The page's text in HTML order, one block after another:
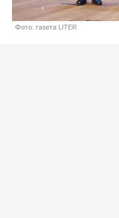
Фото: газета LITER